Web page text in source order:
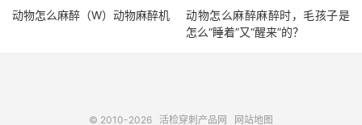
动物怎么麻醉（W）动物麻醉机
动物怎么麻醉麻醉时，毛孩子是
怎么“睡着”又“醒来”的？
© 2010-2026 活检穿刺产品网 网站地图